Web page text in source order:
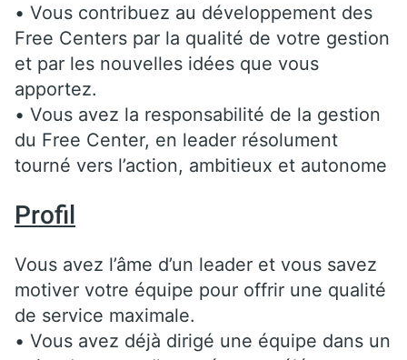
• Vous contribuez au développement des
Free Centers par la qualité de votre gestion
et par les nouvelles idées que vous
apportez.
• Vous avez la responsabilité de la gestion
du Free Center, en leader résolument
tourné vers l’action, ambitieux et autonome
Profil
Vous avez l’âme d’un leader et vous savez
motiver votre équipe pour offrir une qualité
de service maximale.
• Vous avez déjà dirigé une équipe dans un